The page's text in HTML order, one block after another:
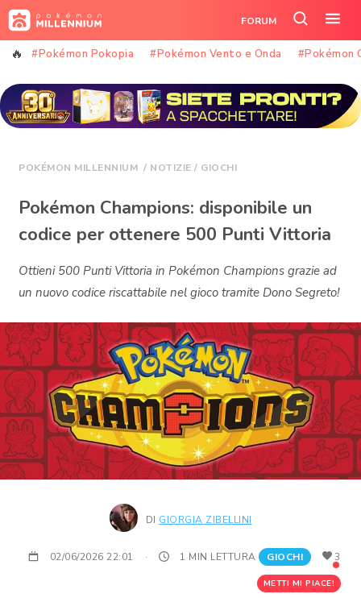
Vai
al
contenuto
FORUM
Cerca
nel il
#Pokémon Pokopia #Pokémon Vento e Onda #Pokémon
POKÉMON MILLENNIUM / NOTIZIE / GIOCHI
Pokémon Champions: disponibile un
codice per ottenere 500 Punti Vittoria
Ottieni 500 Punti Vittoria in Pokémon Champions grazie ad
un nuovo codice riscattabile nel gioco tramite Dono Segreto!
DI GIORGIA ZIBELLINI
02/06/2026 22:01 · 1 MIN LETTURA GIOCHI
METTI MI PIACE!
3